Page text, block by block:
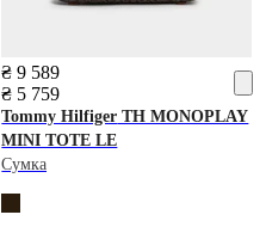
₴ 9 589
₴ 5 759
Tommy Hilfiger TH MONOPLAY
MINI TOTE LE
Сумка